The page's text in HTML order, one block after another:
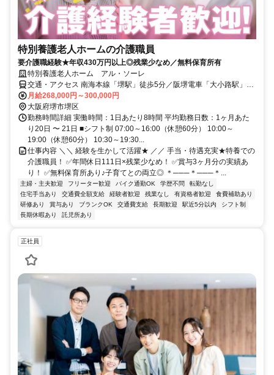
特別養護老人ホームの介護職員
要介護職経験★年収430万円以上◎残業少なめ／無料保育所有
特別養護老人ホーム アル・ソーレ
交通・アクセス 南海本線「堺駅」徒歩5分／阪堺電車「大小路駅」徒
歩1分・「宿院駅」徒歩10分・「花田口駅」徒歩13分・「妙国寺前
駅」徒歩15分
月給268,000円～300,000円
大阪府堺市堺区
勤務時間詳細 実働時間：1日あたり8時間 平均勤務日数：1ヶ月あた
り20日 〜 21日 ■シフト制 07:00～16:00（休憩60分） 10:00～
19:00（休憩60分） 10:30～19:30...
仕事内容 ＼＼ 経験を生かして活躍★ ／／ 手当・待遇充実★特養での
介護職員！ ✅年間休日111日×残業少なめ！ ✅賞与3ヶ月分の実績あ
り！ ✅無料保育所あり♪子育てとの両立◎ ＊───＊───＊...
主婦・主夫歓迎 フリーター歓迎 バイク通勤OK 学歴不問
転勤なし
住宅手当あり
交通費全額支給 経験者歓迎 残業なし 有資格者歓迎
食費補助あり
研修あり
賞与あり ブランクOK 交通費支給 長期歓迎 駅近5分以内
シフト制
長期休暇あり
託児所あり
正社員